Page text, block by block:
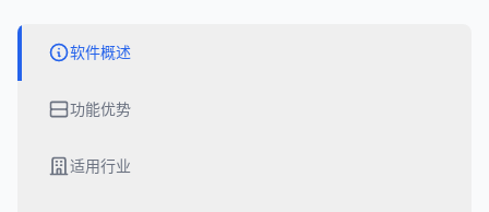
软件概述
功能优势
适用行业